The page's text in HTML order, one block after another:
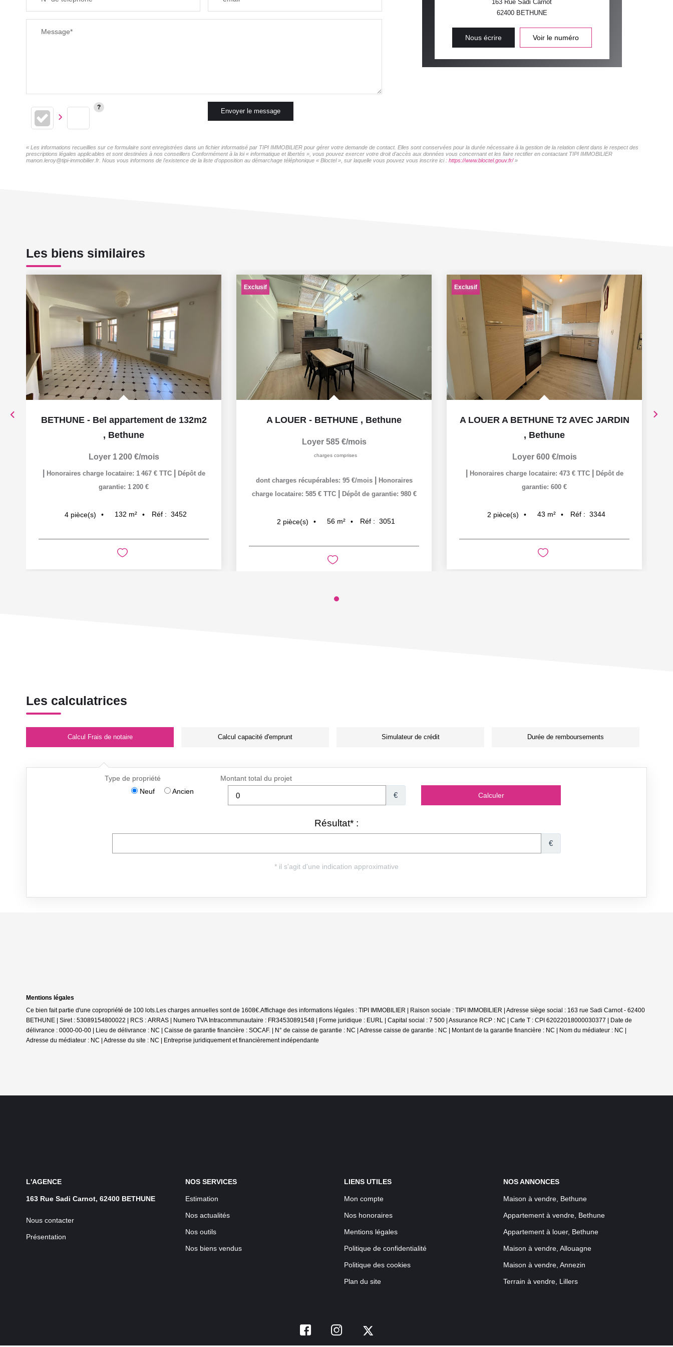
Message*
Envoyer le message
163 Rue Sadi Carnot
62400 BETHUNE
Nous écrire Voir le numéro
« Les informations recueillies sur ce formulaire sont enregistrées dans un fichier informatisé par TIPI IMMOBILIER pour gérer votre demande de contact. Elles sont conservées pour la durée nécessaire à la gestion de la relation client dans le respect des
prescriptions légales applicables et sont destinées à nos conseillers Conformément à la loi « informatique et libertés », vous pouvez exercer votre droit d'accès aux données vous concernant et les faire rectifier en contactant TIPI IMMOBILIER
manon.leroy@tipi-immobilier.fr. Nous vous informons de l'existence de la liste d'opposition au démarchage téléphonique « Bloctel », sur laquelle vous pouvez vous inscrire ici : https://www.bloctel.gouv.fr/»
Les biens similaires
BETHUNE - Bel appartement de 132m2
, Bethune
Loyer 1 200 €/mois
Honoraires charge locataire: 1 467 € TTC
Dépôt de
garantie: 1 200 €
4 pièce(s) 132 m² Réf : 3452
Exclusif
A LOUER - BETHUNE , Bethune
Loyer 585 €/mois
charges comprises
dont charges récupérables: 95 €/mois
Honoraires
charge locataire: 585 € TTC
Dépôt de garantie: 980 €
2 pièce(s) 56 m² Réf : 3051
Exclusif
A LOUER A BETHUNE T2 AVEC JARDIN
, Bethune
Loyer 600 €/mois
Honoraires charge locataire: 473 € TTC
Dépôt de
garantie: 600 €
2 pièce(s) 43 m² Réf : 3344
Les calculatrices
Calcul Frais de notaire Calcul capacité d'emprunt Simulateur de crédit Durée de remboursements
Mentions légales
Ce bien fait partie d'une copropriété de 100 lots.Les charges annuelles sont de 1608€.Affichage des informations légales : TIPI IMMOBILIER | Raison sociale : TIPI IMMOBILIER | Adresse siège social : 163 rue Sadi Carnot - 62400
BETHUNE | Siret : 53089154800022 | RCS : ARRAS | Numero TVA Intracommunautaire : FR34530891548 | Forme juridique : EURL | Capital social : 7 500 | Assurance RCP : NC | Carte T : CPI 62022018000030377 | Date de
délivrance : 0000-00-00 | Lieu de délivrance : NC | Caisse de garantie financière : SOCAF. | N° de caisse de garantie : NC | Adresse caisse de garantie : NC | Montant de la garantie financière : NC | Nom du médiateur : NC |
Adresse du médiateur : NC | Adresse du site : NC |
Entreprise juridiquement et financièrement indépendante
L'AGENCE
163 Rue Sadi Carnot, 62400 BETHUNE
Nous contacter
Présentation
NOS SERVICES
Estimation
Nos actualités
Nos outils
Nos biens vendus
LIENS UTILES
Mon compte
Nos honoraires
Mentions légales
Politique de confidentialité
Politique des cookies
Plan du site
NOS ANNONCES
Maison à vendre, Bethune
Appartement à vendre, Bethune
Appartement à louer, Bethune
Maison à vendre, Allouagne
Maison à vendre, Annezin
Terrain à vendre, Lillers